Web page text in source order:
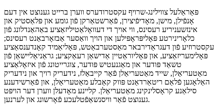
פּאַראַלעל צווילינג-שרויף עקסטרודערס ווערן ברייט גענוצט אין דעם
אָנפֿילן, מישן, מאָדיפֿיצירן, פֿאַרשטאַרקן פֿון גומע און פּלאַסטיק און
אינזשעניריע רעסינס, ווי אויך די דעוואָלאַטיליזאַציע באַהאַנדלונג פֿון
כלאָרינירטע פּאָליפּראָפּילען און הויך וואַסער אַבזאָרבאַנט רעסינס;
עקסטרוזיע פֿון דעגראַדירבאר מאַסטערבאַטש, פּאָליאַמיד קאָנדענסאַציע
פּאָלימעריזאַציע, און פּאָליוראַטיין אַדישאַן רעאַקציע; גראַניאַליישאַן פֿון
טשאַד פּודער און מאַגנעטיש פּודער, צוגרייטונג פֿון איזאָלאַציע
מאַטעריאַלן, שייד מאַטעריאַלן פֿאַר קייבאַלז, נידעריק רויך און נידעריק
האַלאָגען פֿלאַם ריטאַרדאַנט פּווק קאַבלע מאַטעריאַלן, און פֿאַרשידענע
סילאַנע קראָסלינקינג מאַטעריאַלן. קליינע מאָדעלן ווערן דער הויפּט
גענוצט פֿאַר וויסנשאַפֿטלעכע פֿאָרשונג און לערנען.